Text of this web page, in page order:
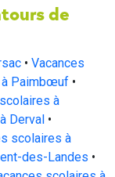
de
• Vacances
à Paimbœuf •
à
Derval •
scolaires à
des-Landes •